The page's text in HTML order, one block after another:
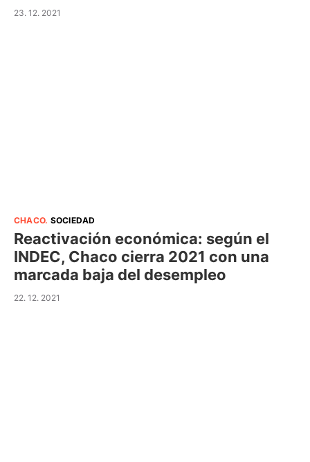
23. 12. 2021
CHACO. SOCIEDAD
Reactivación económica: según el
INDEC, Chaco cierra 2021 con una
marcada baja del desempleo
22. 12. 2021